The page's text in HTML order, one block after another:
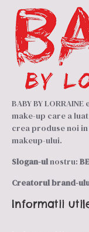
BABY BY
make-up care a
crea produse noi
makeup-ului.
Slogan-ulnostru: BE
Creatorul brand-
Informatii